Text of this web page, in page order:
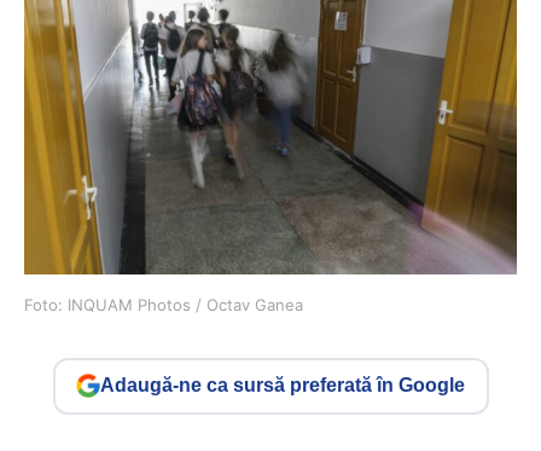
Foto: INQUAM Photos / Octav Ganea
Adaugă-ne ca sursă preferată în Google